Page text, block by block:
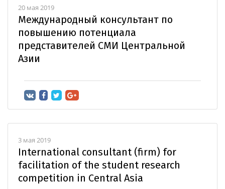
20 мая 2019
Международный консультант по
повышению потенциала
представителей СМИ Центральной
Азии
3 мая 2019
International consultant (firm) for
facilitation of the student research
competition in Central Asia